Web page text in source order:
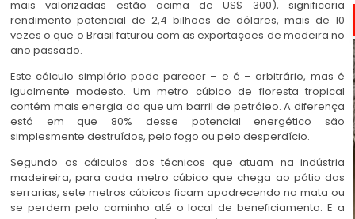
mais valorizadas estão acima de US$ 300), significaria
rendimento potencial de 2,4 bilhões de dólares, mais de 10
vezes o que o Brasil faturou com as exportações de madeira no
ano passado.
Este cálculo simplório pode parecer – e é – arbitrário, mas é
igualmente modesto. Um metro cúbico de floresta tropical
contém mais energia do que um barril de petróleo. A diferença
está em que 80% desse potencial energético são
simplesmente destruídos, pelo fogo ou pelo desperdício.
Segundo os cálculos dos técnicos que atuam na indústria
madeireira, para cada metro cúbico que chega ao pátio das
serrarias, sete metros cúbicos ficam apodrecendo na mata ou
se perdem pelo caminho até o local de beneficiamento. E a